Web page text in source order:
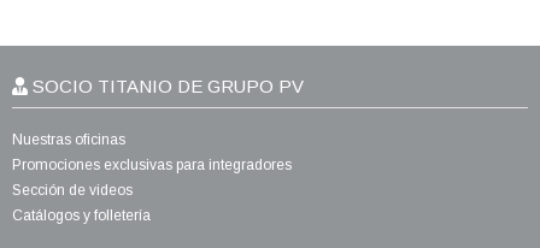
SOCIO TITANIO DE GRUPO PV
Nuestras oficinas
Promociones exclusivas para integradores
Sección de videos
Catálogos y folletería